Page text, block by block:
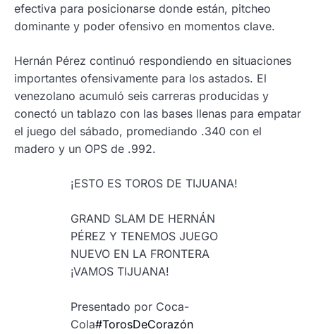
efectiva para posicionarse donde están, pitcheo
dominante y poder ofensivo en momentos clave.
Hernán Pérez continuó respondiendo en situaciones
importantes ofensivamente para los astados. El
venezolano acumuló seis carreras producidas y
conectó un tablazo con las bases llenas para empatar
el juego del sábado, promediando .340 con el
madero y un OPS de .992.
¡ESTO ES TOROS DE TIJUANA!
GRAND SLAM DE HERNÁN
PÉREZ Y TENEMOS JUEGO
NUEVO EN LA FRONTERA
¡VAMOS TIJUANA!
Presentado por Coca-
Cola#TorosDeCorazón